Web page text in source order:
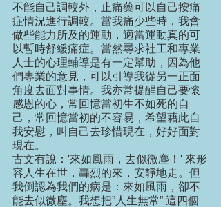
不能自己調較外，止痛藥可以自己按痛
症情況進行調較。當我痛少些時，我會
做些能力所及的運動，適當運動真的可
以暫時舒緩痛症。當然尋求社工和專業
人士的心理輔導是有一定幫助，因為他
們專業的意見，可以引導我從另一正面
角度去面對事情。我亦常提醒自己要懷
感恩的心，常回憶當初生不如死的自
己，常回憶當初的不容易，希望藉此自
我安慰，叫自己去珍惜現在，好好面對
現在。
古文有說：'來如風雨，去似微塵！' 來形
容人生在世，轟烈的來，安靜地走。但
我倒認為我們的病是：來如風雨，卻不
能去似微塵。我想把”人生無常” 這四個